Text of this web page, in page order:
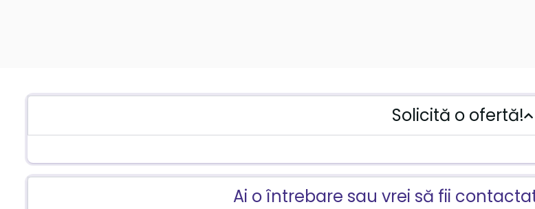
Solicită o ofertă!
Ai o întrebare sau vrei să fii